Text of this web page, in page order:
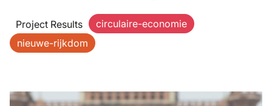
Project Results
circulaire-economie
nieuwe-rijkdom